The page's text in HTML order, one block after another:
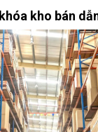
kho bán